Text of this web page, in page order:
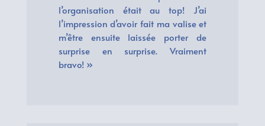
l’organisation était au top! J’ai
l’impression d’avoir fait ma valise et
m’être ensuite laissée porter de
surprise en surprise. Vraiment
bravo! »